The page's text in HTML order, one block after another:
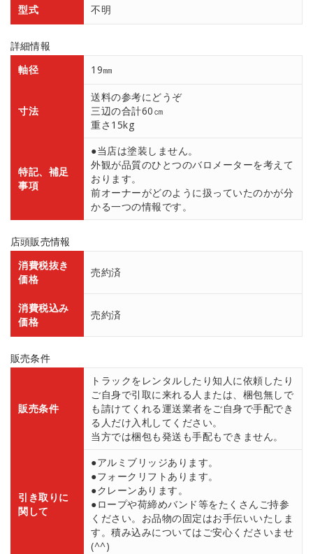
型式 不明
詳細情報
軸径
19㎜
寸法
送料の参考にどうぞ
三辺の合計60㎝
重さ15kg
特記、補足
事項
●当店は塗装しません。
外観が品質のひとつのバロメーターを考えて
おります。
前オーナーがどのように扱っていたのかが分
かる一つの情報です。
店頭販売情報
消費税抜き
価格
売約済
消費税込み
価格
売約済
販売条件
販売条件
トラックをレンタルしたり知人に依頼したり
ご自身で引取に来れる人または、梱包無しで
も請けてくれる運送業者をご自身で手配でき
る人だけ入札してください。
当方では梱包も発送も手配もできません。
引き取りに
関して
●アルミブリッジあります。
●フォークリフトあります。
●クレーンあります。
●ロープや荷締めバンド等をたくさんご持参
ください。お品物の固定はお手伝いいたしま
す。積み込みについてはご安心くださいませ
(^^)